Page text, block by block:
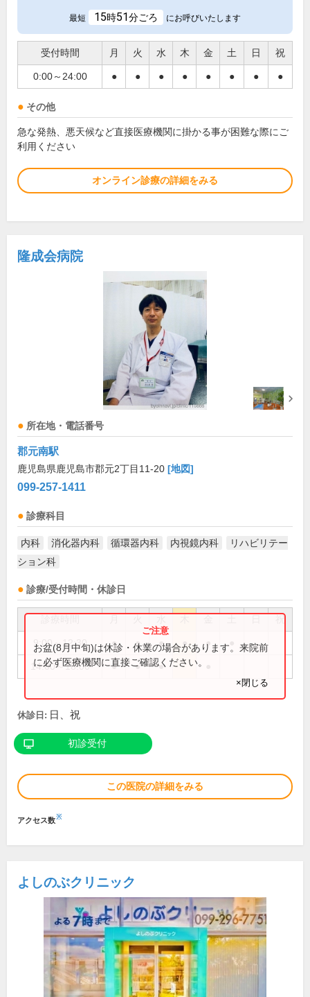
最短 15時51分ごろ にお呼びいたします
受付時間 月 火 水 木 金 土 日 祝
0:00～24:00 ● ● ● ● ● ● ● ●
その他
急な発熱、悪天候など直接医療機関に掛かる事が困難な際にご
利用ください
オンライン診療の詳細をみる
隆成会病院
所在地・電話番号
郡元南駅
鹿児島県鹿児島市郡元2丁目11-20 [地図]
099-257-1411
診療科目
内科 消化器内科 循環器内科 内視鏡内科
リハビリテー
ション科
診療/受付時間・休診日
祝
9:00～12:30 ● ● ● ● ●
14:00～18:00 ● ● ●
お盆(8月中旬)は休診・休業の場合があります。来院前
に必ず医療機関に直接ご確認ください。
×閉じる
休診日: 日、祝
初診受付
この医院の詳細をみる
アクセス数※
よしのぶクリニック